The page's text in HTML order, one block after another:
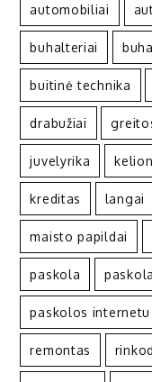
automobiliai
buhalteriai
buitinė technika
drabužiai
juvelyrika
kreditas langai
maisto papildai
paskola
paskolos internetu
remontas